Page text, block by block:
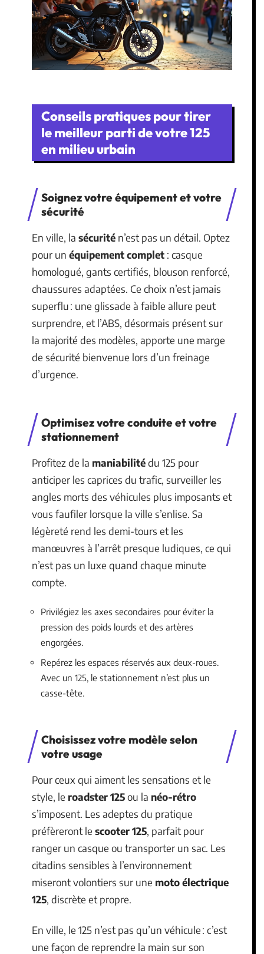
Conseils pratiques pour tirer
le meilleur parti de votre 125
en milieu urbain
Soignez votre équipement et votre
sécurité
En ville, la sécurité n’est pas un détail. Optez
pour un équipement complet : casque
homologué, gants certifiés, blouson renforcé,
chaussures adaptées. Ce choix n’est jamais
superflu : une glissade à faible allure peut
surprendre, et l’ABS, désormais présent sur
la majorité des modèles, apporte une marge
de sécurité bienvenue lors d’un freinage
d’urgence.
Optimisez votre conduite et votre
stationnement
Profitez de la maniabilitédu 125 pour
anticiper les caprices du trafic, surveiller les
angles morts des véhicules plus imposants et
vous faufiler lorsque la ville s’enlise. Sa
légèreté rend les demi-tours et les
manœuvres à l’arrêt presque ludiques, ce qui
n’est pas un luxe quand chaque minute
compte.
Privilégiez les axes secondaires pour éviter la
pression des poids lourds et des artères
engorgées.
Repérez les espaces réservés aux deux-roues.
Avec un 125, le stationnement n’est plus un
casse-tête.
Choisissez votre modèle selon
votre usage
Pour ceux qui aiment les sensations et le
style, le roadster 125ou la néo-rétro
s’imposent. Les adeptes du pratique
préfèreront le scooter 125, parfait pour
ranger un casque ou transporter un sac. Les
citadins sensibles à l’environnement
miseront volontiers sur une moto électrique
125, discrète et propre.
En ville, le 125 n’est pas qu’un véhicule : c’est
une façon de reprendre la main sur son